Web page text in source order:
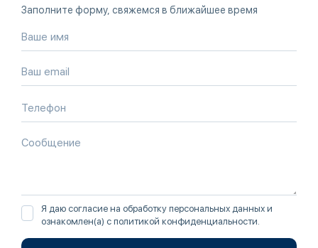
Заполните форму, свяжемся в ближайшее время
Я даю согласие на обработку персональных данных и
ознакомлен(а) с политикой конфиденциальности